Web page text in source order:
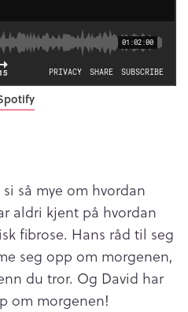
så mye om hvordan
aldri kjent på hvordan
fibrose. Hans råd til seg
seg opp om morgenen,
du tror. Og David har
om morgenen!